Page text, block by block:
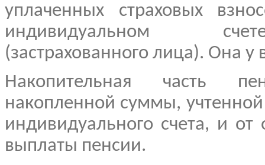
уплаченных страховых
индивидуальном
(застрахованного лица). Она у
Накопительная часть
накопленной суммы,
индивидуального счета, и
выплаты пенсии.